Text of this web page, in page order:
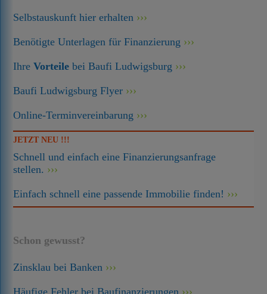
Selbstauskunft hier erhalten
Benötigte Unterlagen für Finanzierung
IhreVorteile bei Baufi Ludwigsburg
Baufi Ludwigsburg Flyer
Online-Terminvereinbarung
JETZT NEU !!!
Schnell und einfach eine Finanzierungsanfrage
stellen.
Einfach schnell eine passende Immobilie finden!
Schon gewusst?
Zinsklau bei Banken